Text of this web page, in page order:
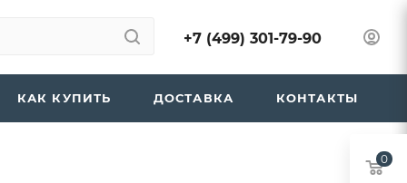
+7 (499) 301-79-90
КАК КУПИТЬ ДОСТАВКА КОНТАКТЫ
0